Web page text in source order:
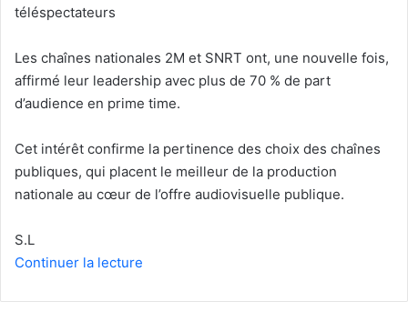
téléspectateurs
Les chaînes nationales 2M et SNRT ont, une nouvelle fois,
affirmé leur leadership avec plus de 70 % de part
d’audience en prime time.
Cet intérêt confirme la pertinence des choix des chaînes
publiques, qui placent le meilleur de la production
nationale au cœur de l’offre audiovisuelle publique.
S.L
Continuer la lecture